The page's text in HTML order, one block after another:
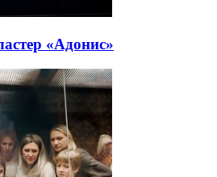
«Адонис»